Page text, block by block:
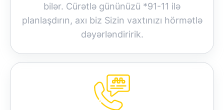
bilər. Cürətlə gününüzü *91-11 ilə
planlaşdırın, axı biz Sizin vaxtınızı hörmətlə
dəyərləndiririk.